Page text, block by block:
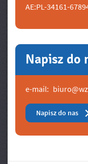
AE:PL-34161-
Napisz do
e-mail:
Napisz do nas